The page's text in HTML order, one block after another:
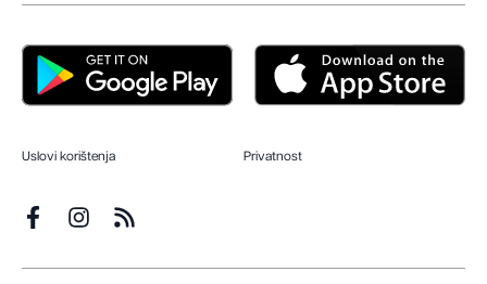
Uslovi korištenja Privatnost